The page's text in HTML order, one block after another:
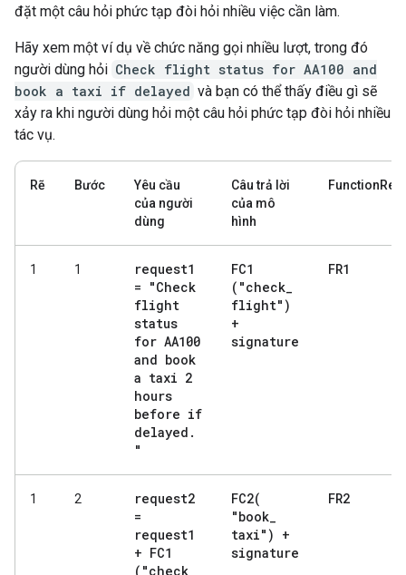
đặt một câu hỏi phức tạp đòi hỏi nhiều việc cần làm.
Hãy xem một ví dụ về chức năng gọi nhiều lượt, trong đó
người dùng hỏi Check flight status for AA100 and
book a taxi if delayed và bạn có thể thấy điều gì sẽ
xảy ra khi người dùng hỏi một câu hỏi phức tạp đòi hỏi nhiều
tác vụ.
Rẽ Bước
Yêu cầu
của người
dùng
Câu trả lời
của mô
hình
1 1
request1
= "Check
flight
status
for AA100
and book
a taxi 2
hours
before if
delayed .
"
FC1
("check_
flight")
+
signature
FR1
1 2
request2
=
request1
+ FC1
("check
FC2(
"book_
taxi") +
signature
FR2